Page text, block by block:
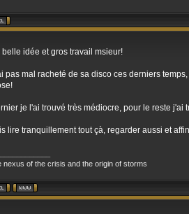
belle idée et gros travail msieur!
pas mal racheté de sa disco ces derniers
je l'ai trouvé très médiocre, pour le reste j'ai
lire tranquillement tout çà, regarder aussi et
nexus of the crisis and the origin of storms